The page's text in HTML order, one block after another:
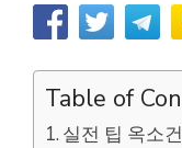
Table of
실전 팁 옥소